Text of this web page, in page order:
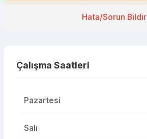
Hata/Sorun Bildir
Çalışma Saatleri
Pazartesi
Salı